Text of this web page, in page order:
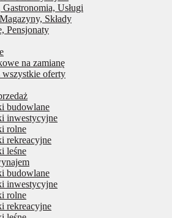
Gastronomia, Usługi
Składy
Pensjonaty
na zamianę
wszystkie oferty
budowlane
inwestycyjne
rolne
rekreacyjne
leśne
budowlane
inwestycyjne
rolne
rekreacyjne